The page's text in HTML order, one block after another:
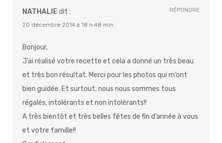
NATHALIE dit :
20 décembre 2014 à 18 h 48 min
Bonjour,
J’ai réalisé votre recette et cela a donné un très beau
et très bon résultat. Merci pour les photos qui m’ont
bien guidée. Et surtout, nous nous sommes tous
régalés, intolérants et non intolérants!!
A très bientôt et très belles fêtes de fin d’année à vous
et votre famille!!
RÉPONDRE